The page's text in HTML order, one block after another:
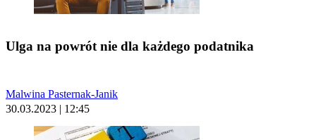
Ulga na powrót nie dla każdego podatnika
Malwina Pasternak-Janik
30.03.2023 | 12:45